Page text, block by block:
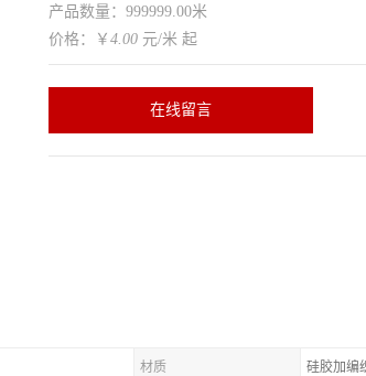
产品数量：999999.00米
价格：￥ 4.00 元/米 起
在线留言
材质 硅胶加编